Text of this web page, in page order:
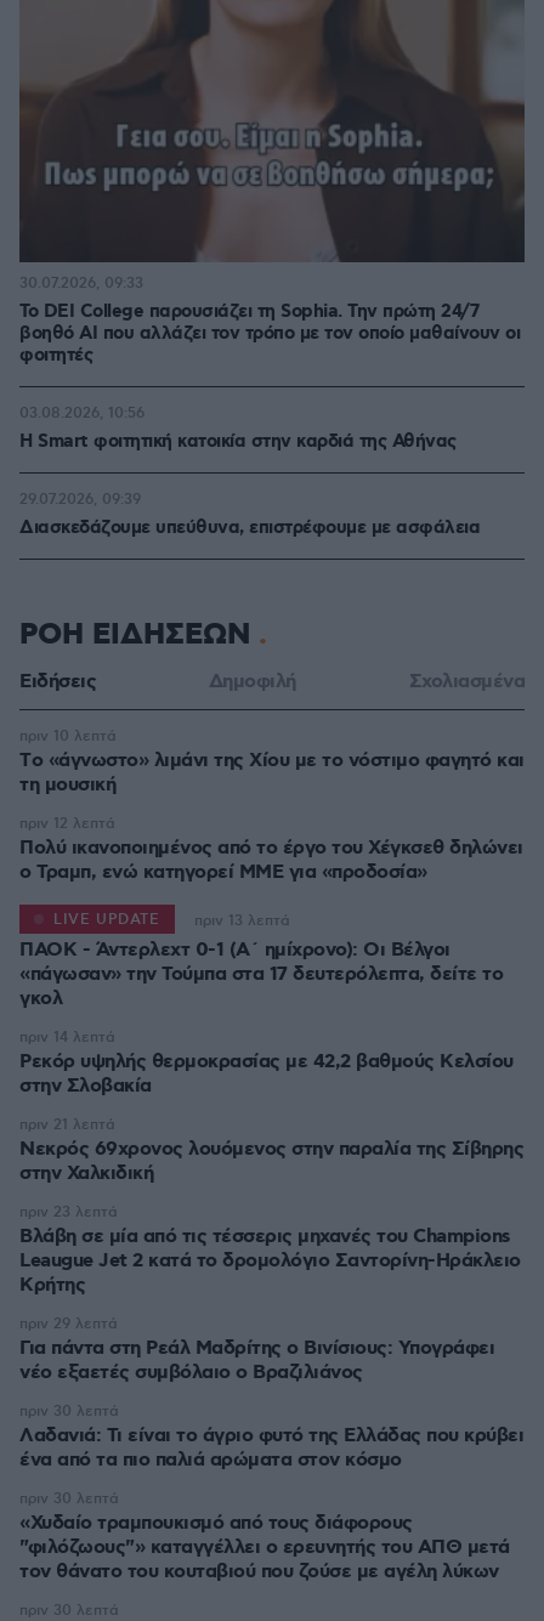
Το DEI College παρουσιάζει τη Sophia. Την πρώτη 24/7
βοηθό AI που αλλάζει τον τρόπο με τον οποίο μαθαίνουν οι
φοιτητές
30.07.2026, 09:33
Η Smart φοιτητική κατοικία στην καρδιά της Αθήνας
03.08.2026, 10:56
Διασκεδάζουμε υπεύθυνα, επιστρέφουμε με ασφάλεια
29.07.2026, 09:39
ΡΟΗ ΕΙΔΗΣΕΩΝ
Ειδήσεις Δημοφιλή Σχολιασμένα
Tο «άγνωστο» λιμάνι της Χίου με το νόστιμο φαγητό και
τη μουσική
πριν 10 λεπτά
Πολύ ικανοποιημένος από το έργο του Χέγκσεθ δηλώνει
ο Τραμπ, ενώ κατηγορεί ΜΜΕ για «προδοσία»
πριν 12 λεπτά
ΠΑΟΚ - Άντερλεχτ 0-1 (Α΄ ημίχρονο): Οι Βέλγοι
«πάγωσαν» την Τούμπα στα 17 δευτερόλεπτα, δείτε το
γκολ
LIVE UPDATE πριν 13 λεπτά
Ρεκόρ υψηλής θερμοκρασίας με 42,2 βαθμούς Κελσίου
στην Σλοβακία
πριν 14 λεπτά
Νεκρός 69χρονος λουόμενος στην παραλία της Σίβηρης
στην Χαλκιδική
πριν 21 λεπτά
Βλάβη σε μία από τις τέσσερις μηχανές του Champions
Leaugue Jet 2 κατά το δρομολόγιο Σαντορίνη-Ηράκλειο
Κρήτης
πριν 23 λεπτά
Για πάντα στη Ρεάλ Μαδρίτης ο Βινίσιους: Υπογράφει
νέο εξαετές συμβόλαιο ο Βραζιλιάνος
πριν 29 λεπτά
Λαδανιά: Τι είναι το άγριο φυτό της Ελλάδας που κρύβει
ένα από τα πιο παλιά αρώματα στον κόσμο
πριν 30 λεπτά
«Χυδαίο τραμπουκισμό από τους διάφορους
"φιλόζωους"» καταγγέλλει ο ερευνητής του ΑΠΘ μετά
τον θάνατο του κουταβιού που ζούσε με αγέλη λύκων
πριν 30 λεπτά
πριν 30 λεπτά